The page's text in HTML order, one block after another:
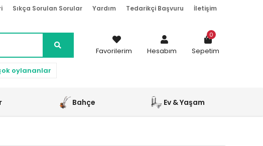
Sıkça Sorulan Sorular Yardım Tedarikçi Başvuru İletişim
oylananlar
Favorilerim Hesabım Sepetim
0
Bahçe Ev & Yaşam